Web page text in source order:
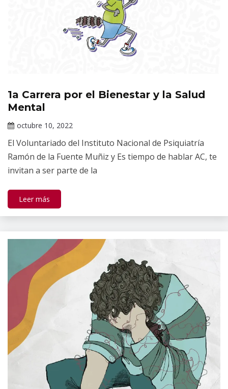
Eventos
Información
1a Carrera por el Bienestar y la Salud
Mental
octubre 10, 2022
Gallardo
El Voluntariado del Instituto Nacional de Psiquiatría
Ramón de la Fuente Muñiz y Es tiempo de hablar AC, te
invitan a ser parte de la
Leer más